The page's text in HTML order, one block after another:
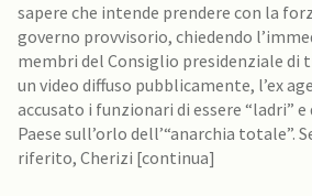
sapere che intende prendere con la
governo provvisorio, chiedendo
membri del Consiglio presidenziale di
un video diffuso pubblicamente, l’ex
accusato i funzionari di essere “ladri”
Paese sull’orlo dell’“anarchia totale”. Secondo quanto
riferito, Cherizi [continua]